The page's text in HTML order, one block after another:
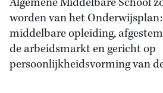
worden van het
middelbare opleiding,
de arbeidsmarkt en gericht op
persoonlijkheidsvorming van